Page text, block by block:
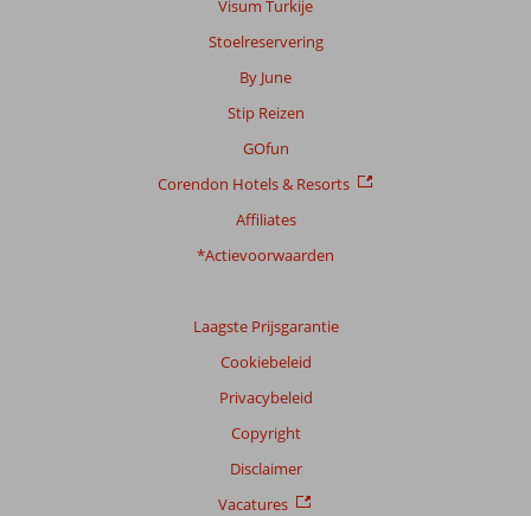
Visum Turkije
Stoelreservering
By June
Stip Reizen
GOfun
Corendon Hotels & Resorts
Affiliates
*Actievoorwaarden
Laagste Prijsgarantie
Cookiebeleid
Privacybeleid
Copyright
Disclaimer
Vacatures